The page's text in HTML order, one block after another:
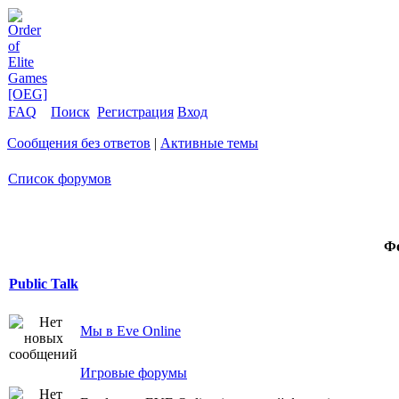
FAQ Поиск Регистрация Вход
Сообщения без ответов | Активные темы
Список форумов
Public Talk
Мы в Eve Online
Игровые форумы